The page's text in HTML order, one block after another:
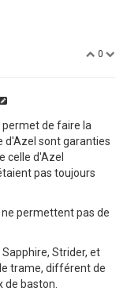
0
permet de faire la
d'Azel sont garanties
celle d'Azel
pas toujours
ne permettent pas de
Strider, et
trame, différent de
de baston.